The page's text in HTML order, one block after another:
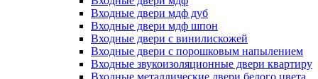
Входные двери мдф дуб
Входные двери мдф шпон
Входные двери с винилискожей
Входные двери с порошковым напылением
Входные звукоизоляционные двери квартиру
Входные металлические двери белого цвета